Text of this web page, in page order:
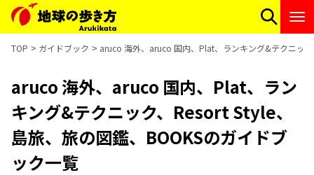
TOP ガイドブック aruco 海外、aruco 国内、Plat、ランキング&テクニッ
aruco 海外、aruco 国内、Plat、ラン
キング&テクニック、Resort Style、
島旅、旅の図鑑、BOOKSのガイドブ
ック一覧